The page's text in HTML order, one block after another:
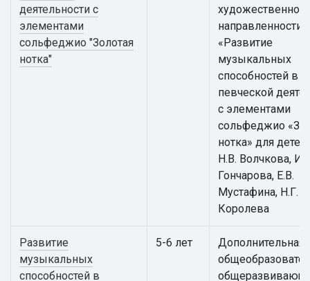
деятельности с
элементами
сольфеджио "Золотая
нотка"
художественной
направленности
«Развитие
музыкальных
способностей в
певческой
с элементами
сольфеджио
нотка» для
Н.В. Волчкова,
Гончарова, Е.В.
Мустафина, Н.Г.
Королева
Развитие
музыкальных
способностей в
5-6 лет
Дополнительная